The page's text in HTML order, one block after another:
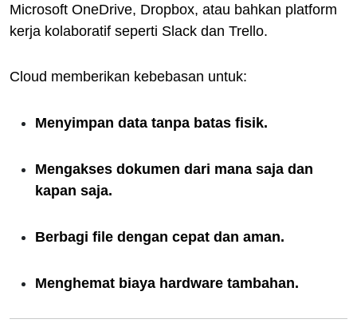
Microsoft OneDrive, Dropbox, atau bahkan platform
kerja kolaboratif seperti Slack dan Trello.
Cloud memberikan kebebasan untuk:
Menyimpan data tanpa batas fisik.
Mengakses dokumen dari mana saja dan
kapan saja.
Berbagi file dengan cepat dan aman.
Menghemat biaya hardware tambahan.